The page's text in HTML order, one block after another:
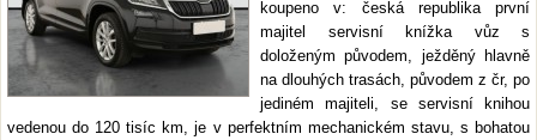
koupeno v: česká republika první
majitel servisní knížka vůz s
doloženým původem, ježděný hlavně
na dlouhých trasách, původem z čr, po
jediném majiteli, se servisní knihou
vedenou do 120 tisíc km, je v perfektním mechanickém stavu, s bohatou